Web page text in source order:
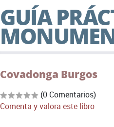
GUÍA
Covadonga Burgos
(0 Comentarios)
Comenta y valora este libro